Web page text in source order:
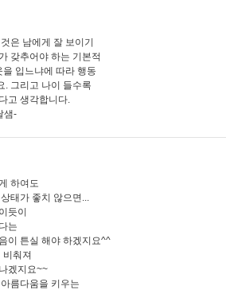
은 남에게 잘 보이기
갖추어야 하는 기본적
입느냐에 따라 행동
. 그리고 나이 들수록
고 생각합니다.
샘-
하여도
태가 좋치 않으면...
듯이
는
이 튼실 해야 하겠지요^^
비춰져
겠지요~~
름다움을 키우는